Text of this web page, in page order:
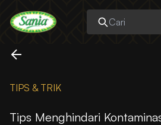
Sania
TIPS & TRIK
Tips Menghindari